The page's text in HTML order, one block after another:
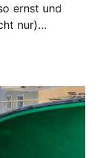
ernst und
nur)
und